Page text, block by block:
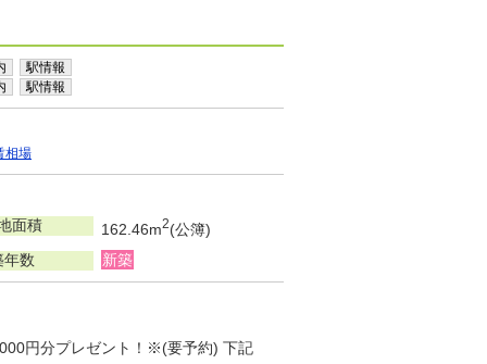
駅情報
駅情報
相場
面積 162.46m2(公簿)
年数
新築
円分プレゼント！※(要予約) 下記